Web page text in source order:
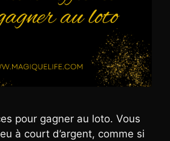
pour gagner au loto. Vous
à court d’argent, comme si